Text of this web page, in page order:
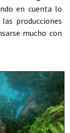
en cuenta lo
producciones
mucho con